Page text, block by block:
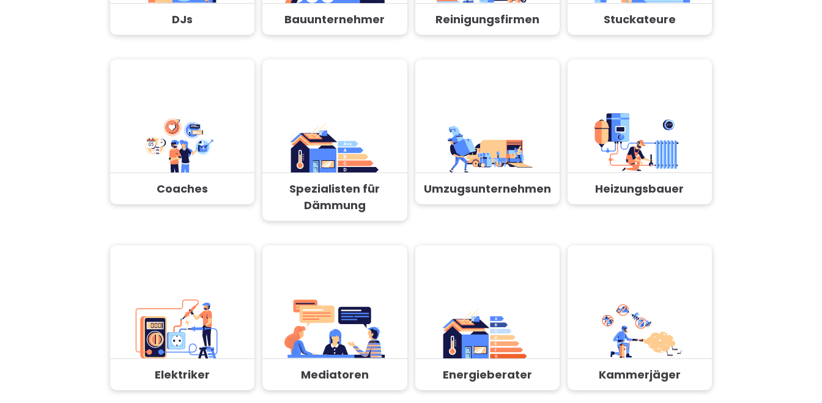
DJs Bauunternehmer Reinigungsfirmen Stuckateure
Coaches
Spezialisten für
Dämmung
Umzugsunternehmen Heizungsbauer
Elektriker Mediatoren Energieberater Kammerjäger